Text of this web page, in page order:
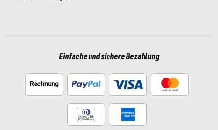
Einfache und sichere Bezahlung